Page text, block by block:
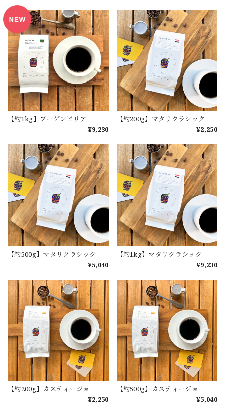
【約1kg】ブーゲンビリア
¥9,230
【約200g】マタリクラシック
¥2,250
【約500g】マタリクラシック
¥5,040
【約1kg】マタリクラシック
¥9,230
【約200g】カスティージョ
¥2,250
【約500g】カスティージョ
¥5,040